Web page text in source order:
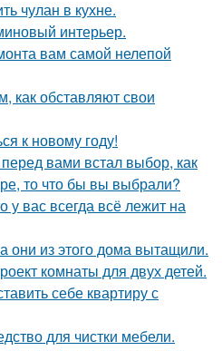
чулан в кухне.
интерьер.
вам самой нелепой
как обставляют свои
к новому году!
вами встал выбор, как
то что бы вы выбрали?
у вас всегда всё лежит на
они из этого дома вытащили.
комнаты для двух детей.
себе квартиру с
для чистки мебели.